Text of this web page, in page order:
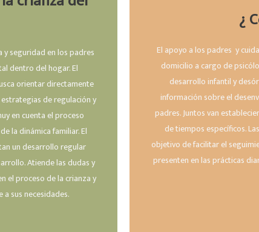
seguridad en los padres
dentro del hogar. El
orientar directamente
de regulación y
en cuenta el proceso
la dinámica familiar. El
un desarrollo regular
Atiende las dudas y
el proceso de la crianza y
sus necesidades.
¿
El apoyo a los padres y
domicilio a cargo de
desarrollo infantil y
información sobre el
padres. Juntos van
de tiempos específicos.
objetivo de facilitar el
presenten en las prácticas